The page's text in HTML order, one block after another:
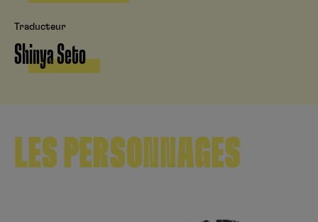
Traducteur
Shinya Seto
LES PERSONNAGES